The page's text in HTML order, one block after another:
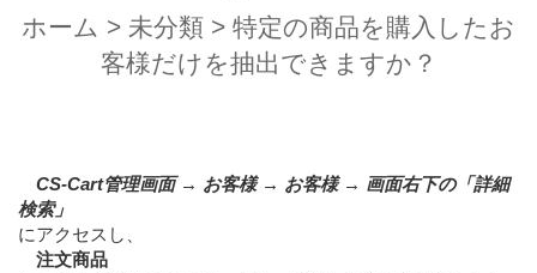
ホーム > 未分類 > 特定の商品を購入したお
客様だけを抽出できますか？
CS-Cart管理画面 → お客様 → お客様 → 画面右下の「詳細
検索」
にアクセスし、
注文商品